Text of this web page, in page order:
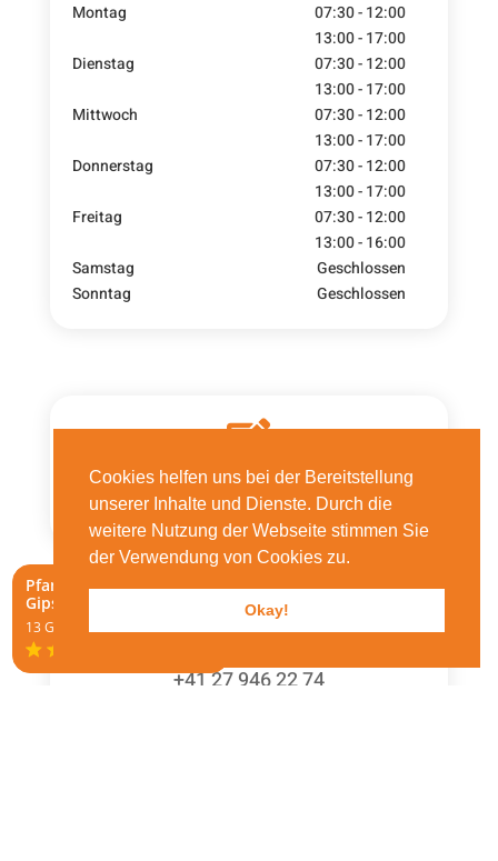
Cookies helfen uns bei der Bereitstellung
unserer Inhalte und Dienste. Durch die
weitere Nutzung der Webseite stimmen Sie
der Verwendung von Cookies zu.
Okay!
Montag
07:30 - 12:00
13:00 - 17:00
Dienstag
07:30 - 12:00
13:00 - 17:00
Mittwoch
07:30 - 12:00
13:00 - 17:00
Donnerstag
07:30 - 12:00
13:00 - 17:00
Freitag
07:30 - 12:00
13:00 - 16:00
Samstag
Geschlossen
Sonntag
Geschlossen

Online Offerte

+41 27 946 22 74
Pfammatter Maler und
Gipser AG
13 Google reviews